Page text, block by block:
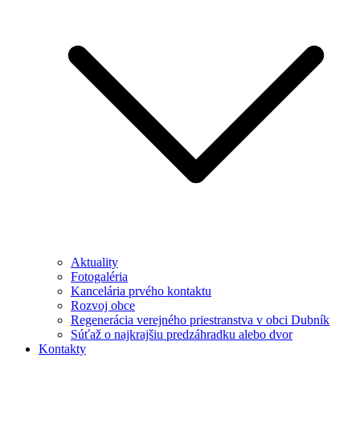
Aktuality
Fotogaléria
Kancelária prvého kontaktu
Rozvoj obce
Regenerácia verejného priestranstva v obci Dubník
Súťaž o najkrajšiu predzáhradku alebo dvor
Kontakty